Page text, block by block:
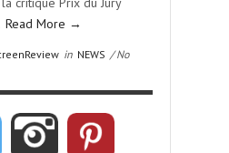
Read More →
in NEWS / No